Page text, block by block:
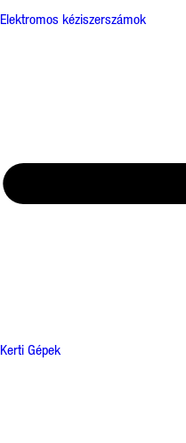
Elektromos kéziszerszámok
Kerti Gépek